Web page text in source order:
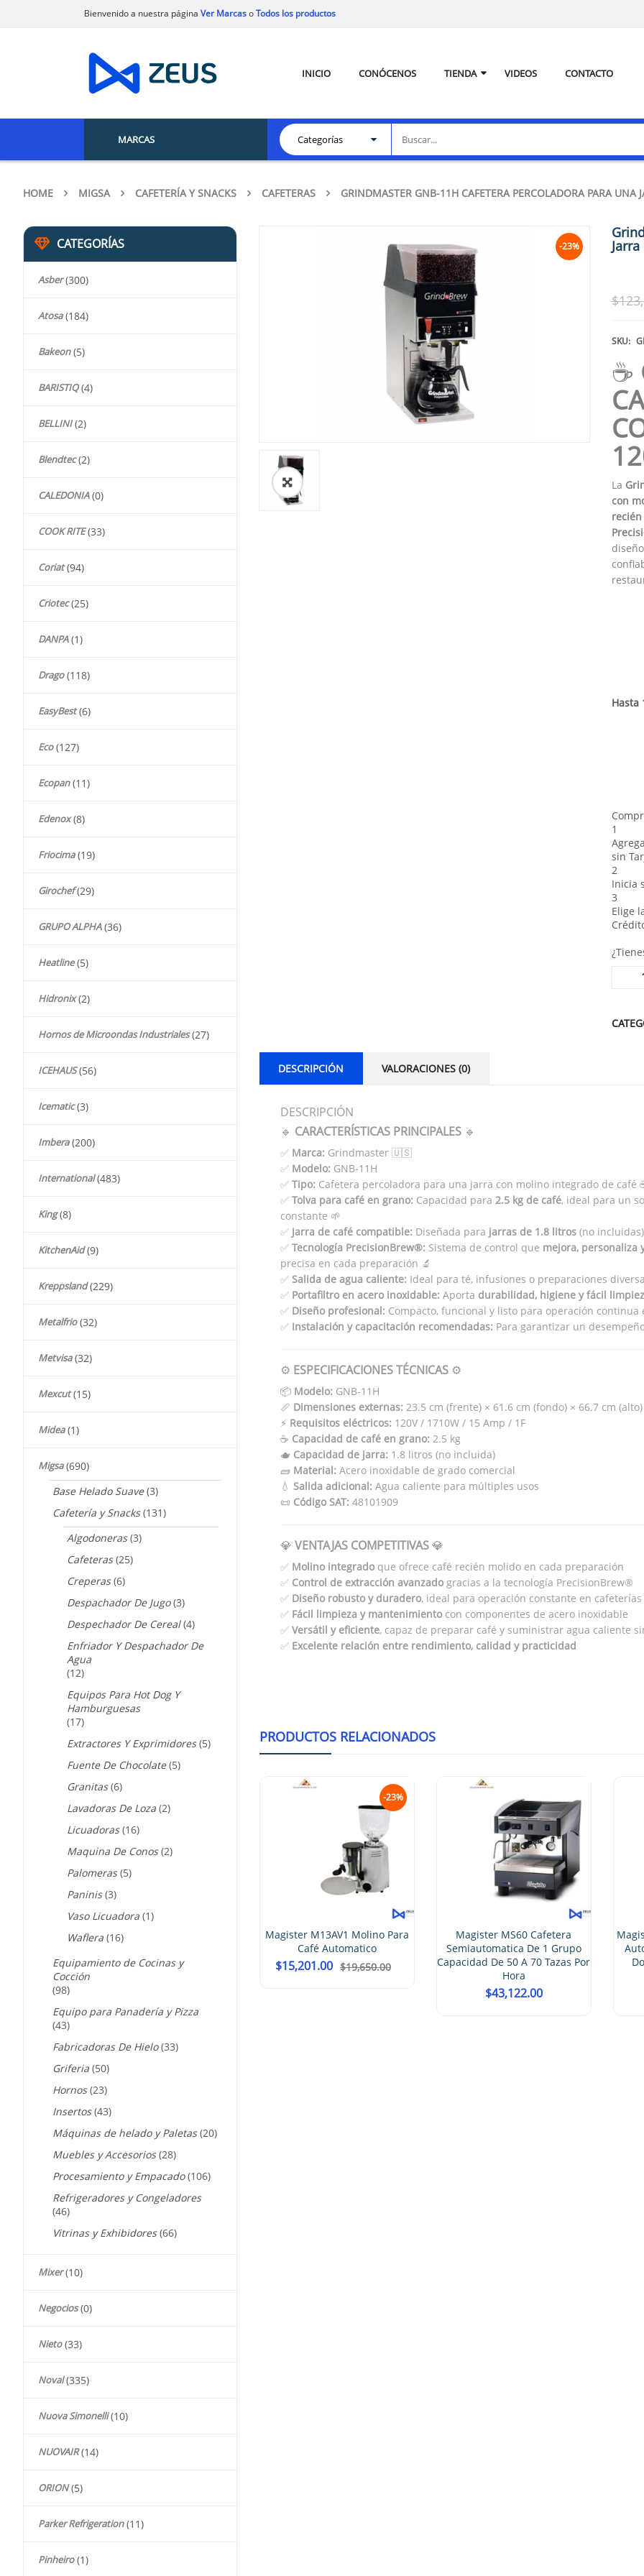
Bienvenido a nuestra página Ver MarcasoTodos los productos
INICIO CONÓCENOS TIENDA VIDEOS CONTACTO
MARCAS
HOME MIGSA CAFETERÍA Y SNACKS CAFETERAS GRINDMASTER GNB-11H CAFETERA PERCOLADORA PARA
CATEGORÍAS
Asber (300)
Atosa (184)
Bakeon (5)
BARISTIQ (4)
BELLINI (2)
Blendtec (2)
CALEDONIA (0)
COOK RITE (33)
Coriat (94)
Criotec (25)
DANPA (1)
Drago (118)
EasyBest (6)
Eco (127)
Ecopan (11)
Edenox (8)
Friocima (19)
Girochef (29)
GRUPO ALPHA (36)
Heatline (5)
Hidronix (2)
Hornos de Microondas Industriales (27)
ICEHAUS (56)
Icematic (3)
Imbera (200)
International (483)
King (8)
KitchenAid (9)
Kreppsland (229)
Metalfrio (32)
Metvisa (32)
Mexcut (15)
Midea (1)
Migsa (690)
Base Helado Suave (3)
Cafetería y Snacks (131)
Algodoneras (3)
Cafeteras (25)
Creperas (6)
Despachador De Jugo (3)
Despechador De Cereal (4)
Enfriador Y Despachador De
Agua
(12)
Equipos Para Hot Dog Y
Hamburguesas
(17)
Extractores Y Exprimidores (5)
Fuente De Chocolate (5)
Granitas (6)
Lavadoras De Loza (2)
Licuadoras (16)
Maquina De Conos (2)
Palomeras (5)
Paninis (3)
Vaso Licuadora (1)
Waflera (16)
Equipamiento de Cocinas y
Cocción
(98)
Equipo para Panadería y Pizza
(43)
Fabricadoras De Hielo (33)
Griferia (50)
Hornos (23)
Insertos (43)
Máquinas de helado y Paletas (20)
Muebles y Accesorios (28)
Procesamiento y Empacado (106)
Refrigeradores y Congeladores
(46)
Vitrinas y Exhibidores (66)
Mixer (10)
Negocios (0)
Nieto (33)
Noval (335)
Nuova Simonelli (10)
NUOVAIR (14)
ORION (5)
Parker Refrigeration (11)
Pinheiro (1)
-23%
🔍
$
SKU:
☕
La
con
Hasta
1
sin
2
Inicia
3
Elige
DESCRIPCIÓN VALORACIONES (0)
DESCRIPCIÓN
🔹 CARACTERÍSTICAS PRINCIPALES🔹
✅ Marca: Grindmaster 🇺🇸
✅ Modelo: GNB-11H
✅ Tipo: Cafetera percoladora para una jarra con molino integrado de café
✅ Tolva para café en grano: Capacidad para 2.5 kg de café, ideal para un
constante 🌱
✅ Jarra de café compatible: Diseñada para jarras de 1.8 litros(no
✅ Tecnología PrecisionBrew®: Sistema de control que mejora, personaliza
precisa en cada preparación 🔬
✅ Salida de agua caliente: Ideal para té, infusiones o preparaciones
✅ Portafiltro en acero inoxidable: Aporta durabilidad, higiene y fácil
✅ Diseño profesional: Compacto, funcional y listo para operación continua
✅ Instalación y capacitación recomendadas: Para garantizar un
⚙️ ESPECIFICACIONES TÉCNICAS⚙️
📦 Modelo: GNB-11H
📏 Dimensiones externas: 23.5 cm (frente) × 61.6 cm (fondo) × 66.7 cm (alto)
⚡ Requisitos eléctricos: 120V / 1710W / 15 Amp / 1F
☕ Capacidad de café en grano: 2.5 kg
🫖 Capacidad de jarra: 1.8 litros (no incluida)
🧱 Material: Acero inoxidable de grado comercial
💧 Salida adicional: Agua caliente para múltiples usos
📜 Código SAT: 48101909
💎 VENTAJAS COMPETITIVAS💎
✅ Molino integradoque ofrece café recién molido en cada preparación
✅ Control de extracción avanzadogracias a la tecnología PrecisionBrew®
✅ Diseño robusto y duradero, ideal para operación constante en
✅ Fácil limpieza y mantenimientocon componentes de acero inoxidable
✅ Versátil y eficiente, capaz de preparar café y suministrar agua caliente
✅ Excelente relación entre rendimiento, calidad y practicidad
PRODUCTOS RELACIONADOS
250-3A Molino De
Magister M13AV1 Molino Para
$15,201.00
Magister MS60 Cafetera
Semiautomatica De 1 Grupo
Capacidad De 50 A 70 Tazas Por
Magister STILO ES100 Cafetera
Automática Electrónica Con
Dosaje Programable Dos
$